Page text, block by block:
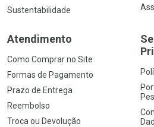
Sustentabilidade
Atendimento
Como Comprar no Site
Formas de Pagamento
Prazo de Entrega
Reembolso
Troca ou Devolução